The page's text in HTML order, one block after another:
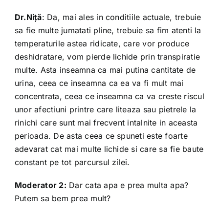
Dr.Niță: Da, mai ales in conditiile actuale, trebuie
sa fie multe jumatati pline, trebuie sa fim atenti la
temperaturile astea ridicate, care vor produce
deshidratare, vom pierde lichide prin transpiratie
multe. Asta inseamna ca mai putina cantitate de
urina, ceea ce inseamna ca ea va fi mult mai
concentrata, ceea ce inseamna ca va creste riscul
unor afectiuni printre care liteaza sau pietrele la
rinichi care sunt mai frecvent intalnite in aceasta
perioada. De asta ceea ce spuneti este foarte
adevarat cat mai multe lichide si care sa fie baute
constant pe tot parcursul zilei.
Moderator 2: Dar cata apa e prea multa apa?
Putem sa bem prea mult?